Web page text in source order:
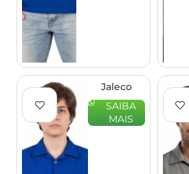
Jaleco
Profissional
3/4 –
EQPRO
SAIBA
MAIS